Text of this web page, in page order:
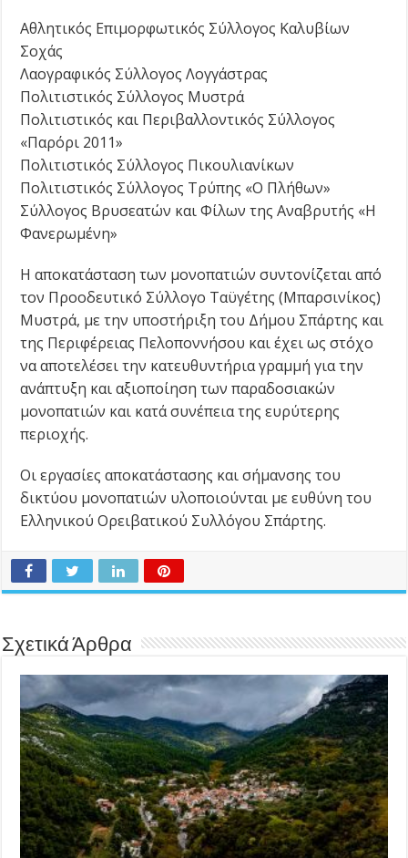
Αθλητικός Επιμορφωτικός Σύλλογος Καλυβίων
Σοχάς
Λαογραφικός Σύλλογος Λογγάστρας
Πολιτιστικός Σύλλογος Μυστρά
Πολιτιστικός και Περιβαλλοντικός Σύλλογος
«Παρόρι 2011»
Πολιτιστικός Σύλλογος Πικουλιανίκων
Πολιτιστικός Σύλλογος Τρύπης «Ο Πλήθων»
Σύλλογος Βρυσεατών και Φίλων της Αναβρυτής «Η
Φανερωμένη»
Η αποκατάσταση των μονοπατιών συντονίζεται από
τον Προοδευτικό Σύλλογο Ταϋγέτης (Μπαρσινίκος)
Μυστρά, με την υποστήριξη του Δήμου Σπάρτης και
της Περιφέρειας Πελοποννήσου και έχει ως στόχο
να αποτελέσει την κατευθυντήρια γραμμή για την
ανάπτυξη και αξιοποίηση των παραδοσιακών
μονοπατιών και κατά συνέπεια της ευρύτερης
περιοχής.
Οι εργασίες αποκατάστασης και σήμανσης του
δικτύου μονοπατιών υλοποιούνται με ευθύνη του
Ελληνικού Ορειβατικού Συλλόγου Σπάρτης.
Σχετικά Άρθρα